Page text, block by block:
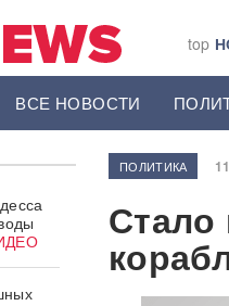
top
ВСЕ НОВОСТИ
ПОЛИТИКА
Стало